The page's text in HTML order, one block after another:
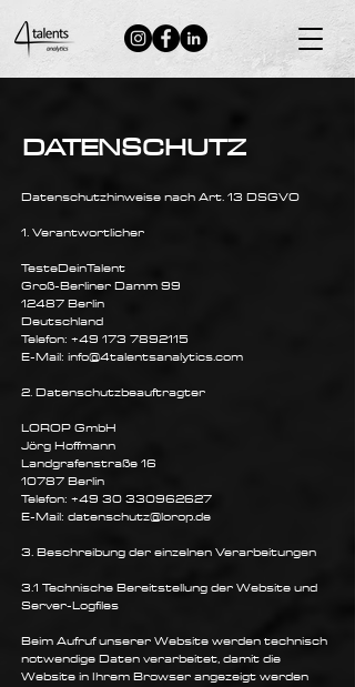
Neuigkeiten
DATENSCHUTZ
Datenschutzhinweise nach Art. 13 DSGVO
1. Verantwortlicher
TesteDeinTalent
Groß-Berliner Damm 99
12487 Berlin
Deutschland
Telefon: +49 173 7892115
E-Mail: info@4talentsanalytics.com
2. Datenschutzbeauftragter
LOROP GmbH
Jörg Hoffmann
Landgrafenstraße 16
10787 Berlin
Telefon: +49 30 330962627
E-Mail: datenschutz@lorop.de
3. Beschreibung der einzelnen Verarbeitungen
3.1 Technische Bereitstellung der Website und
Server-Logfiles
Beim Aufruf unserer Website werden technisch
notwendige Daten verarbeitet, damit die
Website in Ihrem Browser angezeigt werden